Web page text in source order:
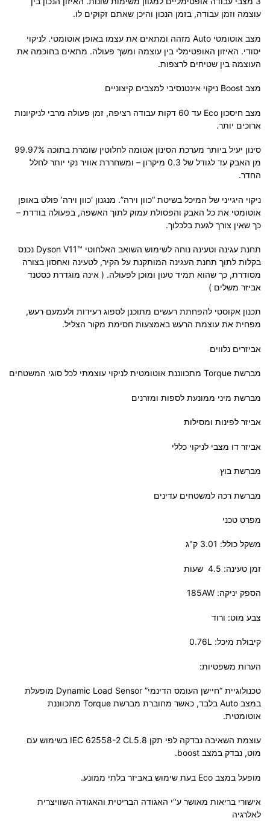
עוצמה וזמן עבודה, בזמן הנכון והיכן שאתם זקוקים לו.
מצב אוטומטי Auto מזהה ומתאים את עצמו באופן אוטומטי. לניקוי
יסודי. האיזון האופטימלי בין עוצמה ומשך פעולה. מתאים בחוכמה את
העוצמה בין שטיחים לרצפות.
מצב Boost ניקוי אינטנסיבי למצבים קיצוניים
מצב חיסכון Eco עד 60 דקות עבודה רציפה, זמן פעולה מרבי לניקיונות
ארוכים יותר.
סינון יעיל ביותר מערכת הסינון אטומה לחלוטין שומרת בתוכה 99.97%
מן האבק עד לגודל של 0.3 מיקרון – ומשחררת אוויר נקי יותר לחלל
החדר.
ניקוי היגייני של המיכל בשיטת “כוון וירה”. מנגנון ‘כוון וירה’ פולט באופן
אוטומטי את כל האבק והפסולת עמוק לתוך האשפה, בפעולה בודדת –
כך שאין צורך לגעת בלכלוך.
תחנת עגינה וטעינה נוחה לשימוש השואב האלחוטי ™Dyson V11 נכנס
בקלות לתוך תחנת העגינה המותקנת על הקיר, לטעינה ואחסון בצורה
מסודרת, כך שהוא תמיד טעון ומוכן לפעולה. ( אינה מוגדרת כסטנד
אביזר משלים )
תכנון אקוסטי להפחתת רעשים מתוכנן לספוג רעידות ולעמעם רעש,
מפחית את עוצמת הרעש באמצעות חסימת מקור הצליל.
אביזרים נלווים
מברשת Torque מתכווננת אוטומטית לניקוי עוצמתי לכל סוגי המשטחים
מברשת מיני ממונעת לספות ומזרנים
אביזר לפינות ומסילות
אביזר דו מצבי לניקוי כללי
מברשת בוץ
מברשת רכה למשטחים עדינים
מפרט טכני
משקל כולל: 3.01 ק"ג
זמן טעינה: 4.5 שעות
הספק יניקה: 185AW
צבע מוט: ורוד
קיבולת מיכל: 0.76L
הערות משפטיות:
טכנולוגיית “חיישן העומס הדינמי” Dynamic Load Sensor מופעלת
במצב Auto בלבד, כאשר מחוברת מברשת Torque מתכווננת
אוטומטית.
עוצמת השאיבה נבדקה לפי תקן IEC 62558-2 CL5.8 בשימוש עם
מוט, נבדק במצב boost.
מופעל במצב Eco בעת שימוש באביזר בלתי ממונע.
אישורי בריאות מאושר ע"י האגודה הבריטית והאגודה השוויצרית
לאלרגיה